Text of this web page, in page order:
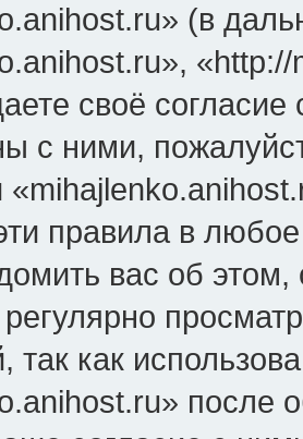
(в
своё
с ними,
правила в
вас об
так как
после